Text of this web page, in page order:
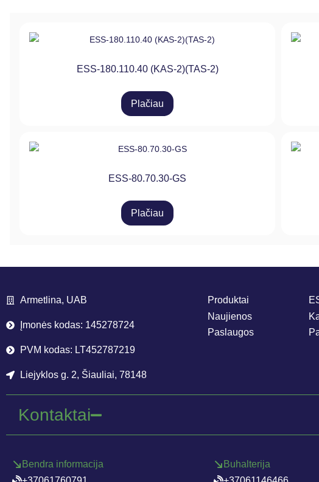
ESS-180.110.40 (KAS-2)(TAS-2)
Plačiau
ESS-80.70.30-GS
Plačiau
Armetlina, UAB
Įmonės kodas: 145278724
PVM kodas: LT452787219
Liejyklos g. 2, Šiauliai, 78148
Produktai
Naujienos
Paslaugos
Kontaktai
Bendra informacija
Buhalterija